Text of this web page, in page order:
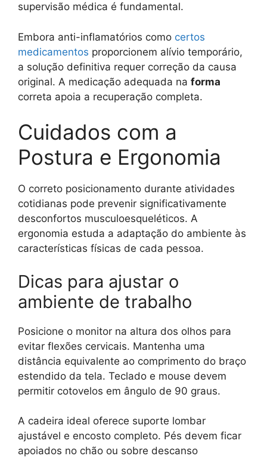
supervisão médica é fundamental.
Embora anti-inflamatórios como certos
medicamentos proporcionem alívio temporário,
a solução definitiva requer correção da causa
original. A medicação adequada na forma
correta apoia a recuperação completa.
Cuidados com a
Postura e Ergonomia
O correto posicionamento durante atividades
cotidianas pode prevenir significativamente
desconfortos musculoesqueléticos. A
ergonomia estuda a adaptação do ambiente às
características físicas de cada pessoa.
Dicas para ajustar o
ambiente de trabalho
Posicione o monitor na altura dos olhos para
evitar flexões cervicais. Mantenha uma
distância equivalente ao comprimento do braço
estendido da tela. Teclado e mouse devem
permitir cotovelos em ângulo de 90 graus.
A cadeira ideal oferece suporte lombar
ajustável e encosto completo. Pés devem ficar
apoiados no chão ou sobre descanso